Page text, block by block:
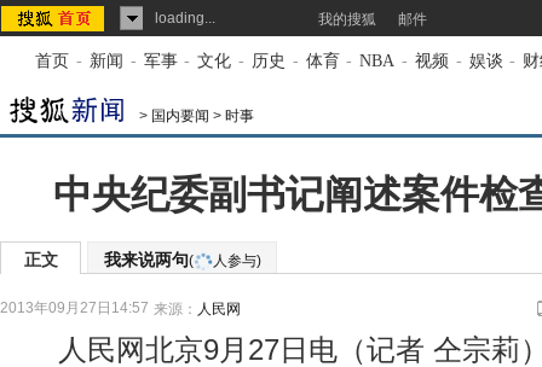
loading... 我的搜狐 邮件
首页 - 新闻 - 军事 - 文化 - 历史 - 体育 - NBA - 视频 - 娱谈 -
> 国内要闻 > 时事
中央纪委副书记阐述案件检
正文 我来说两句( 人参与)
2013年09月27日14:57 来源： 人民网
人民网北京9月27日电（记者 仝宗莉